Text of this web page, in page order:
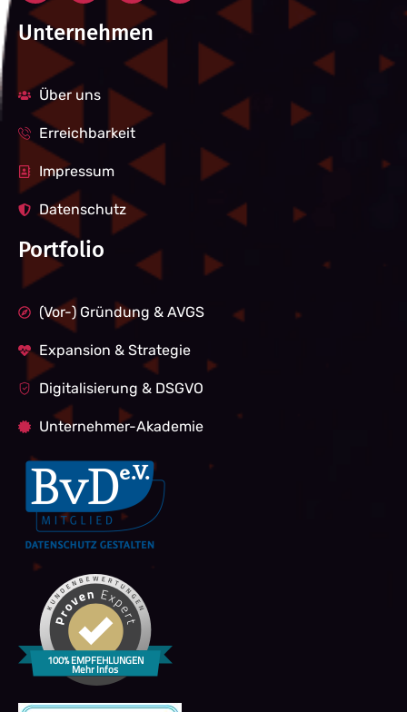
Unternehmen
Über uns
Erreichbarkeit
Impressum
Datenschutz
Portfolio
(Vor-) Gründung & AVGS
Expansion & Strategie
Digitalisierung & DSGVO
Unternehmer-Akademie
100% EMPFEHLUNGEN
Mehr Infos